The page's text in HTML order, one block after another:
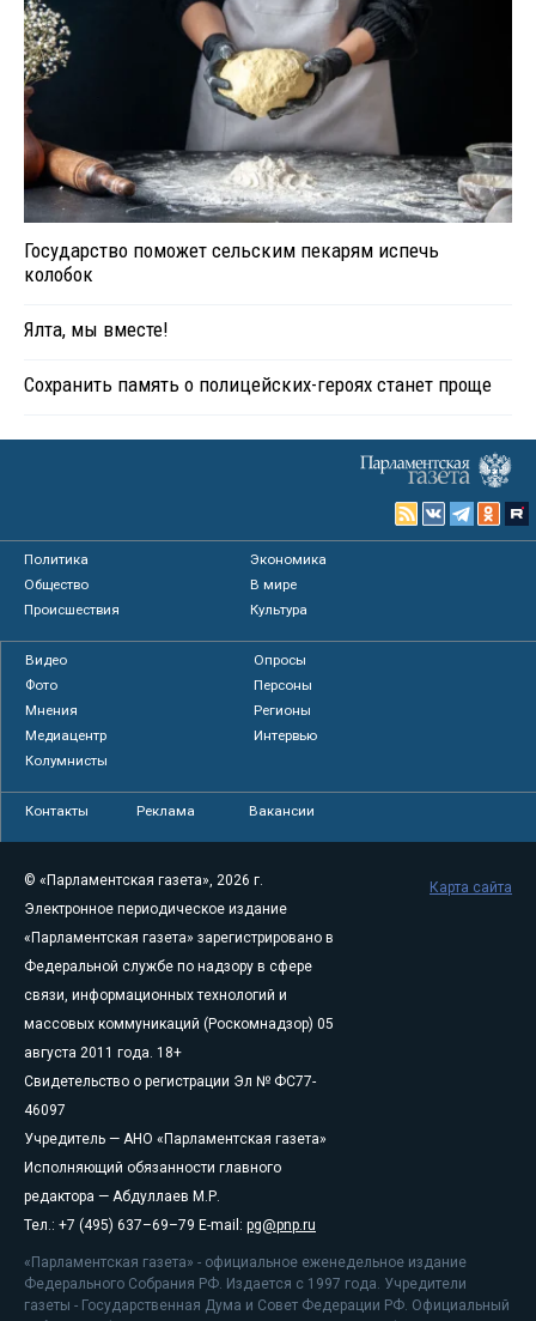
Государство поможет сельским пекарям испечь
колобок
Ялта, мы вместе!
Сохранить память о полицейских-героях станет проще
Политика
Экономика
Общество
В мире
Происшествия
Культура
Видео
Опросы
Фото
Персоны
Мнения
Регионы
Медиацентр
Интервью
Колумнисты
Контакты Реклама Вакансии
© «Парламентская газета», 2026 г.
Электронное периодическое издание
«Парламентская газета» зарегистрировано в
Федеральной службе по надзору в сфере
связи, информационных технологий и
массовых коммуникаций (Роскомнадзор) 05
августа 2011 года. 18+
Свидетельство о регистрации Эл № ФС77-
46097
Учредитель — АНО «Парламентская газета»
Исполняющий обязанности главного
редактора — Абдуллаев М.Р.
Тел.: +7 (495) 637–69–79 E-mail: pg@pnp.ru
«Парламентская газета» - официальное еженедельное издание
Федерального Собрания РФ. Издается с 1997 года. Учредители
газеты - Государственная Дума и Совет Федерации РФ. Официальный
Карта сайта